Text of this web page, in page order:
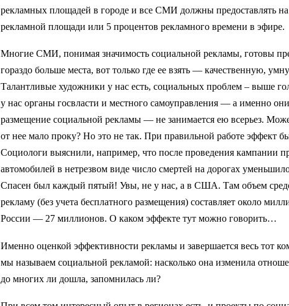
рекламных площадей в городе и все СМИ должны предоставлять
рекламной площади или 5 процентов рекламного времени в эфире.
Многие СМИ, понимая значимость социальной рекламы, готовы
гораздо больше места, вот только где ее взять — качественную,
Талантливые художники у нас есть, социальных проблем – выше
у нас органы госвласти и местного самоуправления — а именно
размещение социальной рекламы — не занимается ею всерьез.
от нее мало проку? Но это не так. При правильной работе эффект
Социологи выяснили, например, что после проведения кампании
автомобилей в нетрезвом виде число смертей на дорогах
Спасен был каждый пятый! Увы, не у нас, а в США. Там объем
рекламу (без учета бесплатного размещения) составляет около
России — 27 миллионов. О каком эффекте тут можно говорить…
Именно оценкой эффективности рекламы и завершается весь тот
мы называем социальной рекламой: насколько она изменила
до многих ли дошла, запомнилась ли?